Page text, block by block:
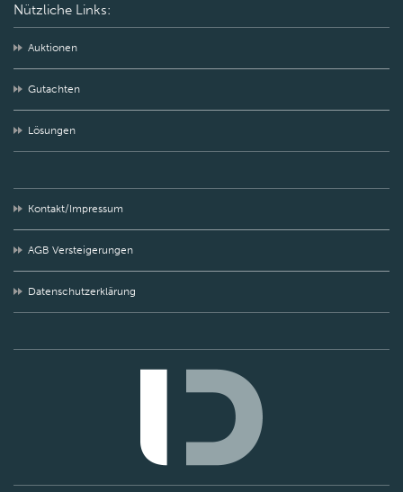
Nützliche Links:
Auktionen
Gutachten
Lösungen
Kontakt/Impressum
AGB Versteigerungen
Datenschutzerklärung